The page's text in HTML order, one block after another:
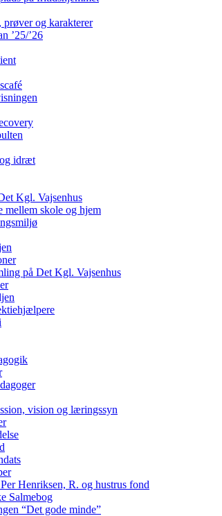
og karakterer
’25/’26
idræt
Kgl. Vajsenhus
mellem skole og hjem
på Det Kgl. Vajsenhus
vision og læringssyn
Henriksen, R. og hustrus fond
Salmebog
“Det gode minde”